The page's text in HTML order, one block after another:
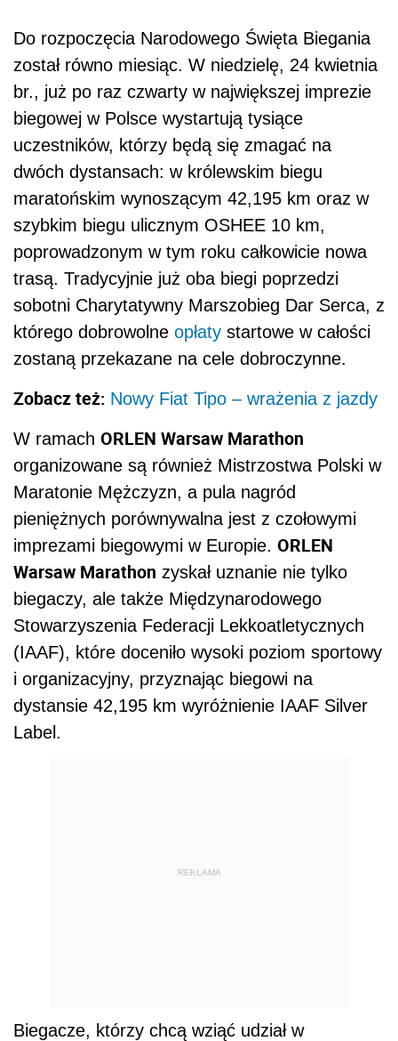
Do rozpoczęcia Narodowego Święta Biegania
został równo miesiąc. W niedzielę, 24 kwietnia
br., już po raz czwarty w największej imprezie
biegowej w Polsce wystartują tysiące
uczestników, którzy będą się zmagać na
dwóch dystansach: w królewskim biegu
maratońskim wynoszącym 42,195 km oraz w
szybkim biegu ulicznym OSHEE 10 km,
poprowadzonym w tym roku całkowicie nowa
trasą. Tradycyjnie już oba biegi poprzedzi
sobotni Charytatywny Marszobieg Dar Serca, z
którego dobrowolne opłaty startowe w całości
zostaną przekazane na cele dobroczynne.
Zobacz też: Nowy Fiat Tipo – wrażenia z jazdy
W ramach ORLEN Warsaw Marathon
organizowane są również Mistrzostwa Polski w
Maratonie Mężczyzn, a pula nagród
pieniężnych porównywalna jest z czołowymi
imprezami biegowymi w Europie. ORLEN
Warsaw Marathon zyskał uznanie nie tylko
biegaczy, ale także Międzynarodowego
Stowarzyszenia Federacji Lekkoatletycznych
(IAAF), które doceniło wysoki poziom sportowy
i organizacyjny, przyznając biegowi na
dystansie 42,195 km wyróżnienie IAAF Silver
Label.
REKLAMA
Biegacze, którzy chcą wziąć udział w